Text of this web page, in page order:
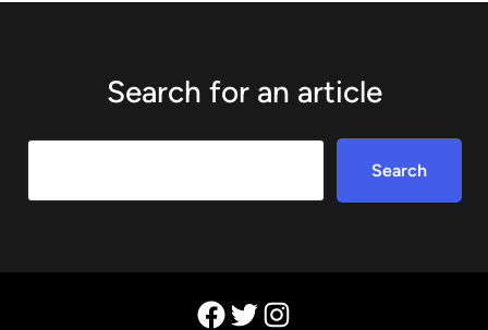
Search for an article
Search
Facebook
TwitterInstagram